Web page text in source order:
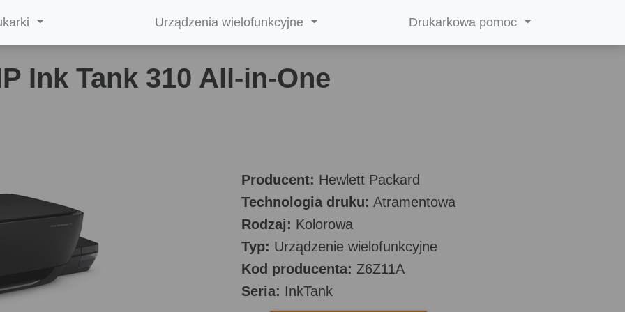
Urządzenia wielofunkcyjne Drukarkowa pomoc
Ink Tank 310 All-in-One
Producent: Hewlett Packard
Technologia druku: Atramentowa
Rodzaj: Kolorowa
Typ: Urządzenie wielofunkcyjne
Kod producenta: Z6Z11A
Seria: InkTank